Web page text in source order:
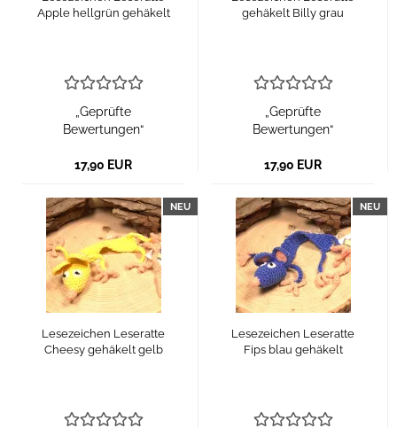
Apple hellgrün gehäkelt
„Geprüfte
Bewertungen“
17,90 EUR
gehäkelt Billy grau
„Geprüfte
Bewertungen“
17,90 EUR
NEU
Lesezeichen Leseratte
Cheesy gehäkelt gelb
NEU
Lesezeichen Leseratte
Fips blau gehäkelt